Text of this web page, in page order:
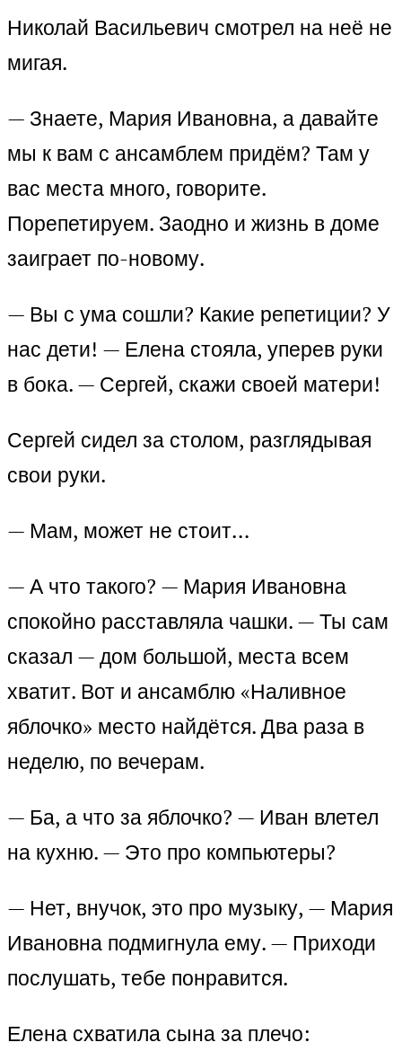
Николай Васильевич смотрел на неё не
мигая.
— Знаете, Мария Ивановна, а давайте
мы к вам с ансамблем придём? Там у
вас места много, говорите.
Порепетируем. Заодно и жизнь в доме
заиграет по-новому.
— Вы с ума сошли? Какие репетиции? У
нас дети! — Елена стояла, уперев руки
в бока. — Сергей, скажи своей матери!
Сергей сидел за столом, разглядывая
свои руки.
— Мам, может не стоит…
— А что такого? — Мария Ивановна
спокойно расставляла чашки. — Ты сам
сказал — дом большой, места всем
хватит. Вот и ансамблю «Наливное
яблочко» место найдётся. Два раза в
неделю, по вечерам.
— Ба, а что за яблочко? — Иван влетел
на кухню. — Это про компьютеры?
— Нет, внучок, это про музыку, — Мария
Ивановна подмигнула ему. — Приходи
послушать, тебе понравится.
Елена схватила сына за плечо: